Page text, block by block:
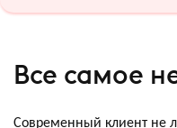
Все самое
Современный клиент не